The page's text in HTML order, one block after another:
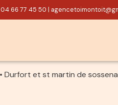
04 66 77 45 50 |
Durfort et st martin de